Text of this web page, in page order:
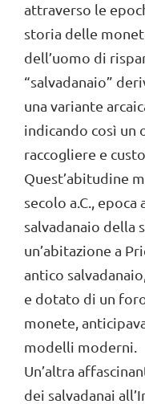
attraverso le
storia delle
dell’uomo di
“salvadanaio”
una variante
indicando così un
raccogliere e
Quest’abitudine
secolo a.C.,
salvadanaio della
un’abitazione a
antico
e dotato di un
monete,
modelli moderni.
Un’altra
dei salvadanai